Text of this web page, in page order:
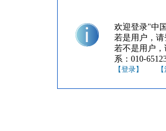
欢迎登录"中
若是用户，
若不是用户
系：010-
【登录】